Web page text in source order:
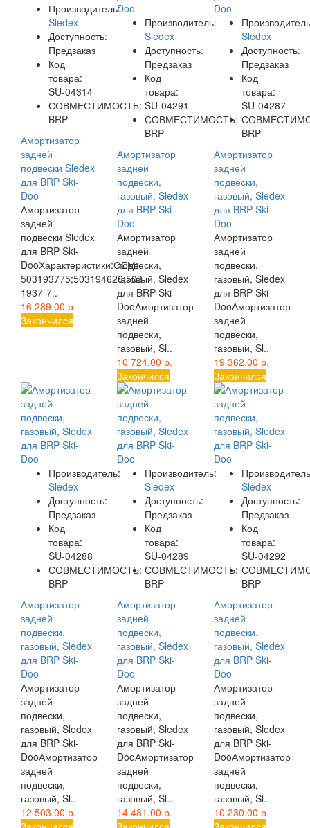
Производитель:
Sledex
Доступность:
Предзаказ
Код
товара:
SU-04314
СОВМЕСТИМОСТЬ:
BRP
Амортизатор
задней
подвески Sledex
для BRP Ski-
Doo
Амортизатор
задней
подвески Sledex
для BRP Ski-
DooХарактеристики:ОЕМ:
503193775;503194626;503-
1937-7..
16 289.00 р.
Закончился
Производитель:
Sledex
Доступность:
Предзаказ
Код
товара:
SU-04291
СОВМЕСТИМОСТЬ:
BRP
Амортизатор
задней
подвески,
газовый, Sledex
для BRP Ski-
Doo
Амортизатор
задней
подвески,
газовый, Sledex
для BRP Ski-
DooАмортизатор
задней
подвески,
газовый, Sl..
10 724.00 р.
Закончился
Sledex
Доступность:
Предзаказ
Код
товара:
SU-04287
BRP
Амортизатор
задней
подвески,
газовый, Sledex
для BRP Ski-
Doo
Амортизатор
задней
подвески,
газовый, Sledex
для BRP Ski-
DooАмортизатор
задней
подвески,
газовый, Sl..
19 362.00 р.
Закончился
Производитель:
Sledex
Доступность:
Предзаказ
Код
товара:
SU-04288
СОВМЕСТИМОСТЬ:
BRP
Амортизатор
задней
подвески,
газовый, Sledex
для BRP Ski-
Doo
Амортизатор
задней
подвески,
газовый, Sledex
для BRP Ski-
DooАмортизатор
задней
подвески,
газовый, Sl..
12 503.00 р.
Производитель:
Sledex
Доступность:
Предзаказ
Код
товара:
SU-04289
СОВМЕСТИМОСТЬ:
BRP
Амортизатор
задней
подвески,
газовый, Sledex
для BRP Ski-
Doo
Амортизатор
задней
подвески,
газовый, Sledex
для BRP Ski-
DooАмортизатор
задней
подвески,
газовый, Sl..
14 481.00 р.
Sledex
Доступность:
Предзаказ
Код
товара:
SU-04292
BRP
Амортизатор
задней
подвески,
газовый, Sledex
для BRP Ski-
Doo
Амортизатор
задней
подвески,
газовый, Sledex
для BRP Ski-
DooАмортизатор
задней
подвески,
газовый, Sl..
10 230.00 р.